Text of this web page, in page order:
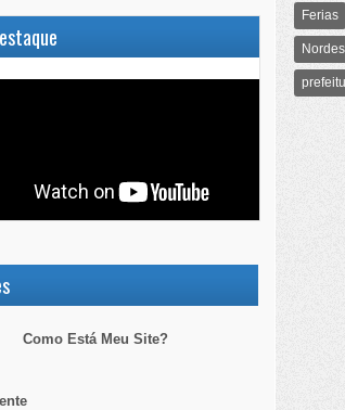
Como Está Meu Site?
Ferias